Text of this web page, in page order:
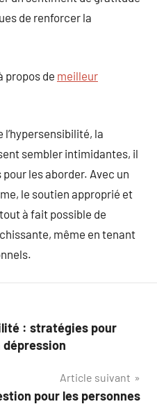
de renforcer la
propos de meilleur
l’hypersensibilité, la
sembler intimidantes, il
les aborder. Avec un
le soutien approprié et
à fait possible de
même en tenant
: stratégies pour
Article suivant
pour les personnes